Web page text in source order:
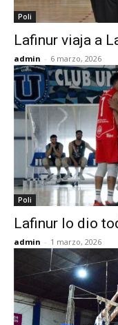
Poli
Lafinur viaja a
admin - 6 marzo, 2026
Poli
Lafinur lo dio
admin - 1 marzo, 2026